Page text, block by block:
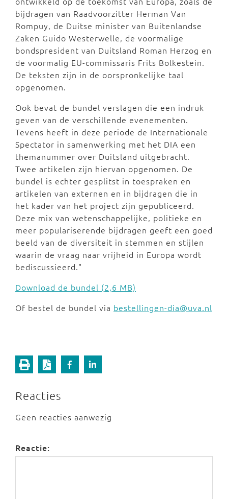
bijdragen van Raadvoorzitter Herman Van
Rompuy, de Duitse minister van Buitenlandse
Zaken Guido Westerwelle, de voormalige
bondspresident van Duitsland Roman Herzog en
de voormalig EU-commissaris Frits Bolkestein.
De teksten zijn in de oorspronkelijke taal
opgenomen.
Ook bevat de bundel verslagen die een indruk
geven van de verschillende evenementen.
Tevens heeft in deze periode de Internationale
Spectator in samenwerking met het DIA een
themanummer over Duitsland uitgebracht.
Twee artikelen zijn hiervan opgenomen. De
bundel is echter gesplitst in toespraken en
artikelen van externen en in bijdragen die in
het kader van het project zijn gepubliceerd.
Deze mix van wetenschappelijke, politieke en
meer populariserende bijdragen geeft een goed
beeld van de diversiteit in stemmen en stijlen
waarin de vraag naar vrijheid in Europa wordt
bediscussieerd."
Download de bundel (2,6 MB)
Of bestel de bundel via bestellingen-dia@uva.nl
Reacties
Geen reacties aanwezig
Reactie: